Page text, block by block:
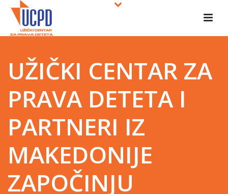
UŽIČKI CENTAR ZA
PRAVA DETETA I
PARTNERI IZ
MAKEDONIJE
ZAPOČINJU